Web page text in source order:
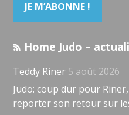
Home Judo –
Teddy Riner 5 août 2026
Judo: coup dur pour
reporter son retour sur